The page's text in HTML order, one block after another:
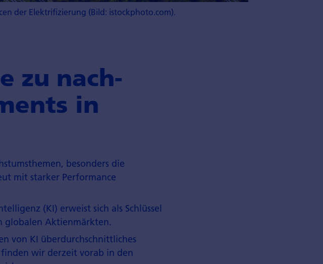
der Elektrifizierung (Bild: istockphoto.com).
zu nach­
in
besonders die
mit starker Performance
(KI) erweist sich als Schlüssel
globalen Aktienmärkten.
von KI überdurchschnittliches
wir derzeit vorab in den